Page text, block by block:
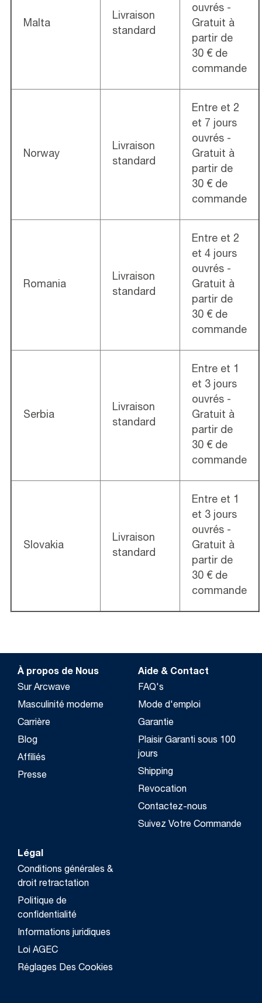
Malta
Livraison
standard
ouvrés -
Gratuit à
partir de
30 € de
commande
Norway
Livraison
standard
Entre et 2
et 7 jours
ouvrés -
Gratuit à
partir de
30 € de
commande
Romania
Livraison
standard
Entre et 2
et 4 jours
ouvrés -
Gratuit à
partir de
30 € de
commande
Serbia
Livraison
standard
Entre et 1
et 3 jours
ouvrés -
Gratuit à
partir de
30 € de
commande
Slovakia
Livraison
standard
Entre et 1
et 3 jours
ouvrés -
Gratuit à
partir de
30 € de
commande
À propos de Nous
Sur Arcwave
Masculinité moderne
Carrière
Blog
Affiliés
Presse
Aide & Contact
FAQ's
Mode d'emploi
Garantie
Plaisir Garanti sous 100
jours
Shipping
Revocation
Contactez-nous
Suivez Votre Commande
Légal
Conditions générales &
droit retractation
Politique de
confidentialité
Informations juridiques
Loi AGEC
Réglages Des Cookies